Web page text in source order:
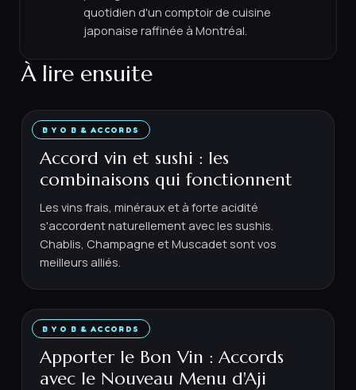
quotidien d'un comptoir de cuisine
japonaise raffinée à Montréal.
À lire ensuite
B Y O B & ACCORDS
12 MAI 2026 · 6 MIN
Accord vin et sushi : les
combinaisons qui fonctionnent
Les vins frais, minéraux et à forte acidité
s'accordent naturellement avec les sushis.
Chablis, Champagne et Muscadet sont vos
meilleurs alliés.
B Y O B & ACCORDS
4 JUIN 2026 · 7 MIN
Apporter le Bon Vin : Accords
avec le Nouveau Menu d'Aji